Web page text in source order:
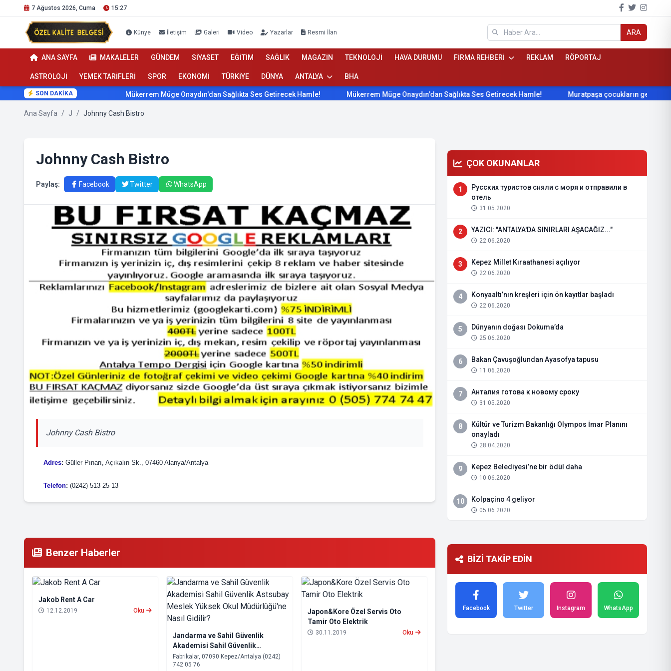
7 Ağustos 2026, Cuma 15:27
Künye İletişim Galeri Video Yazarlar Resmi İlan ARA
ANA SAYFA MAKALELER GÜNDEM SİYASET EĞİTİM SAĞLIK MAGAZİN TEKNOLOJİ HAVA DURUMU FİRMA REHBERİ REKLAM RÖPORTAJ
ASTROLOJİ YEMEK TARİFLERİ SPOR EKONOMİ TÜRKİYE DÜNYA ANTALYA BHA
SON DAKİKA Mükerrem Müge Onaydın'dan Sağlıkta Ses Getirecek Hamle! Mükerrem Müge Onaydın'dan Sağlıkta Ses Getirecek Hamle! Muratpaşa çocukların gelişimini
Ana Sayfa / J / Johnny Cash Bistro
Johnny Cash Bistro
Paylaş: Facebook Twitter WhatsApp
Johnny Cash Bistro
Adres: Güller Pınarı, Açıkalın Sk., 07460 Alanya/Antalya
Telefon: (0242) 513 25 13
Benzer Haberler
Jakob Rent A Car
12.12.2019 Oku
Jandarma ve Sahil Güvenlik
Akademisi Sahil Güvenlik
Astsubay Meslek Yüksek Okul
Müdürlüğü'ne Nasıl Gidilir?
Fabrikalar, 07090 Kepez/Antalya (0242)
742 05 76
Japon&Kore Özel Servis Oto
Tamir Oto Elektrik
30.11.2019 Oku
ÇOK OKUNANLAR
1
Русских туристов сняли с моря и отправили в
отель
31.05.2020
2 YAZICI: "ANTALYA'DA SINIRLARI AŞACAĞIZ..."
22.06.2020
3 Kepez Millet Kıraathanesi açılıyor
22.06.2020
4 Konyaaltı’nın kreşleri için ön kayıtlar başladı
22.06.2020
5 Dünyanın doğası Dokuma’da
25.06.2020
6 Bakan Çavuşoğlundan Ayasofya tapusu
11.06.2020
7 Анталия готова к новому сроку
31.05.2020
8
Kültür ve Turizm Bakanlığı Olympos İmar Planını
onayladı
28.04.2020
9 Kepez Belediyesi’ne bir ödül daha
10.06.2020
10 Kolpaçino 4 geliyor
05.06.2020
BİZİ TAKİP EDİN
Facebook Twitter Instagram WhatsApp